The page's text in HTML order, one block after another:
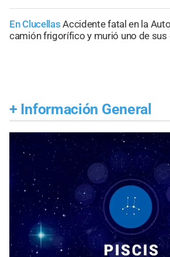
En Clucellas Accidente fatal en la
camión frigorífico y murió uno de sus
+ Información General